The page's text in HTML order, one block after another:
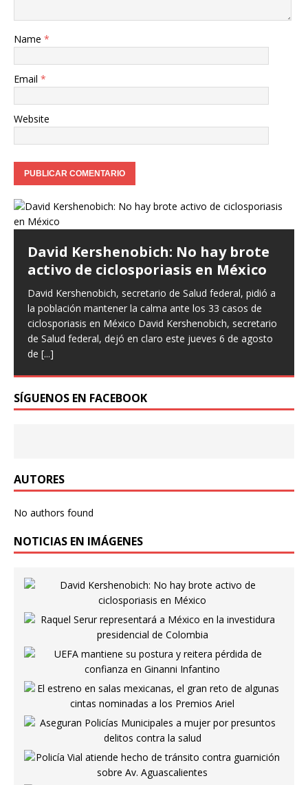
Name *
Email *
Website
David Kershenobich: No hay brote
activo de ciclosporiasis en México
David Kershenobich, secretario de Salud federal, pidió a
la población mantener la calma ante los 33 casos de
ciclosporiasis en México David Kershenobich, secretario
de Salud federal, dejó en claro este jueves 6 de agosto
de [...]
SÍGUENOS EN FACEBOOK
AUTORES
No authors found
NOTICIAS EN IMÁGENES